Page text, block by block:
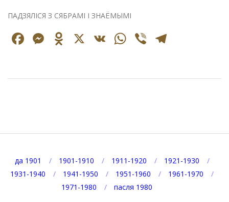
ПАДЗЯЛІСЯ З СЯБРАМІ І ЗНАЁМЫМІ
Facebook
Messenger
Odnoklassniki
X VK WhatsApp
Viber
да 1901 1901-1910 1911-1920
1921-1930
1931-1940
1941-1950 1951-1960
1961-1970
1971-1980
пасля 1980